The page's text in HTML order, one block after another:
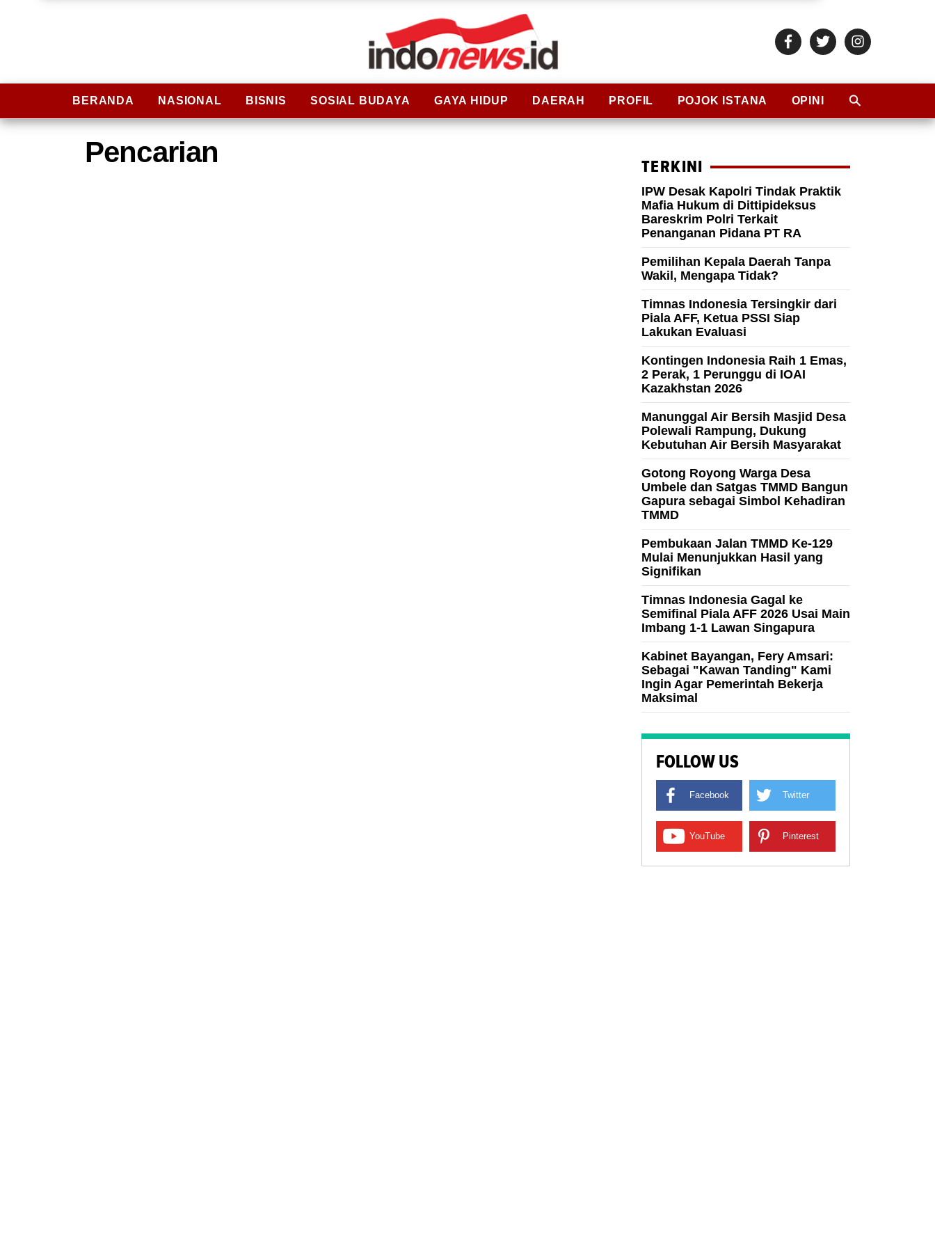
BERANDA NASIONAL BISNIS SOSIAL BUDAYA GAYA HIDUP DAERAH PROFIL POJOK ISTANA OPINI
Pencarian TERKINI
IPW Desak Kapolri Tindak Praktik
Mafia Hukum di Dittipideksus
Bareskrim Polri Terkait
Penanganan Pidana PT RA
Pemilihan Kepala Daerah Tanpa
Wakil, Mengapa Tidak?
Timnas Indonesia Tersingkir dari
Piala AFF, Ketua PSSI Siap
Lakukan Evaluasi
Kontingen Indonesia Raih 1 Emas,
2 Perak, 1 Perunggu di IOAI
Kazakhstan 2026
Manunggal Air Bersih Masjid Desa
Polewali Rampung, Dukung
Kebutuhan Air Bersih Masyarakat
Gotong Royong Warga Desa
Umbele dan Satgas TMMD Bangun
Gapura sebagai Simbol Kehadiran
TMMD
Pembukaan Jalan TMMD Ke-129
Mulai Menunjukkan Hasil yang
Signifikan
Timnas Indonesia Gagal ke
Semifinal Piala AFF 2026 Usai Main
Imbang 1-1 Lawan Singapura
Kabinet Bayangan, Fery Amsari:
Sebagai "Kawan Tanding" Kami
Ingin Agar Pemerintah Bekerja
Maksimal
FOLLOW US
Facebook Twitter
YouTube Pinterest